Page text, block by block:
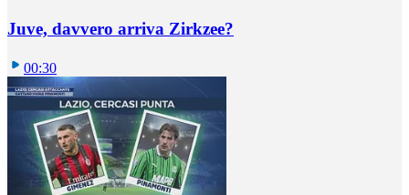
Juve, davvero arriva Zirkzee?
00:30